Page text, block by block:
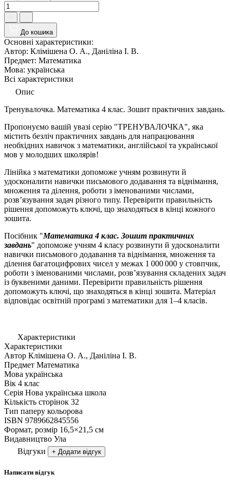
До кошика
Основні характеристики:
Автор: Клімішена О. А., Даніліна І. В.
Предмет: Математика
Мова: українська
Всі характеристики
Опис
Тренувалочка. Математика 4 клас. Зошит практичних завдань.
Пропонуємо вашій увазі серію "ТРЕНУВАЛОЧКА", яка
містить безліч практичних завдань для напрацювання
необхідних навичок з математики, англійської та української
мов у молодших школярів!
Лінійка з математики допоможе учням розвинути й
удосконалити навички письмового додавання та віднімання,
множення та ділення, роботи з іменованими числами,
розв’язування задач різного типу. Перевірити правильність
рішення допоможуть ключі, що знаходяться в кінці кожного
зошита.
Посібник "Математика 4 клас. Зошит практичних
завдань" допоможе учням 4 класу розвинути й удосконалити
навички письмового додавання та віднімання, множення та
ділення багатоцифрових чисел у межах 1 000 000 у стовпчик,
роботи з іменованими числами, розв’язування складених задач
із буквеними даними. Перевірити правильність рішення
допоможуть ключі, що знаходяться в кінці зошита. Матеріал
відповідає освітній програмі з математики для 1–4 класів.
Характеристики
Характеристики
Автор Клімішена О. А., Даніліна І. В.
Предмет Математика
Мова українська
Вік 4 клас
Серія Нова українська школа
Кількість сторінок 32
Тип паперу кольорова
ISBN 9789662845556
Формат, розмір 16,5×21,5 см
Видавництво Ула
Відгуки
+ Додати відгук
Написати відгук